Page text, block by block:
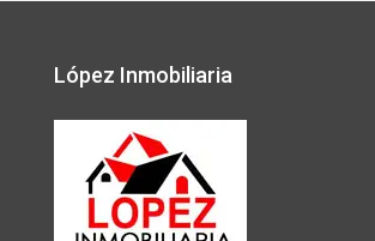
López Inmobiliaria